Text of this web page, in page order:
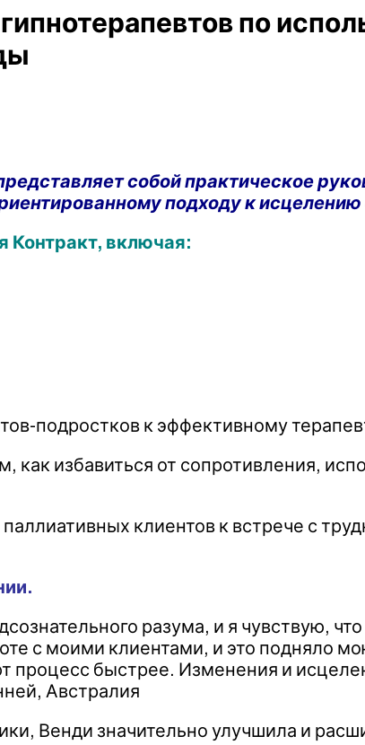
по
собой практическое
подходу к
Контракт, включая:
подростков к эффективному
избавиться от сопротивления,
клиентов к встрече с
разума, и я чувствую, что
с моими клиентами, и это подняло
быстрее. Изменения и
Австралия
Венди значительно улучшила и